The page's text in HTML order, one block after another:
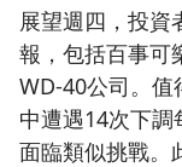
展望週四，投資
報，包括百事可
WD-40公司。值
中遭遇14次下
面臨類似挑戰。